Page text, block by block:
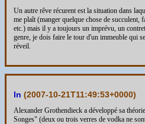
Un autre rêve récurent est la situation dans
me plaît (manger quelque chose de succulent,
etc.) mais il y a toujours un imprévu, un
genre, je dois faire le tour d'un immeuble qui
réveil.
ln (2007-10-21T11:49:53+0000)
Alexander Grothendieck a développé sa
Songes" (deux ou trois verres de vodka ne